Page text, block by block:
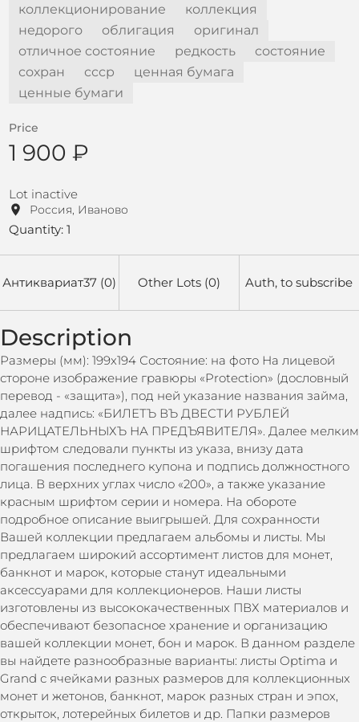
коллекционирование
коллекция
недорого
облигация
оригинал
отличное состояние
редкость
состояние
сохран
ссср
ценная бумага
ценные бумаги
Price
1 900 ₽
Lot inactive
Россия, Иваново
Quantity: 1
Антиквариат37 (0) Other Lots (0) Auth, to subscribe
Description
Размеры (мм): 199х194 Состояние: на фото На лицевой
стороне изображение гравюры «Protection» (дословный
перевод - «защита»), под ней указание названия займа,
далее надпись: «БИЛЕТЪ ВЪ ДВЕСТИ РУБЛЕЙ
НАРИЦАТЕЛЬНЫХЪ НА ПРЕДЪЯВИТЕЛЯ». Далее мелким
шрифтом следовали пункты из указа, внизу дата
погашения последнего купона и подпись должностного
лица. В верхних углах число «200», а также указание
красным шрифтом серии и номера. На обороте
подробное описание выигрышей. Для сохранности
Вашей коллекции предлагаем альбомы и листы. Мы
предлагаем широкий ассортимент листов для монет,
банкнот и марок, которые станут идеальными
аксессуарами для коллекционеров. Наши листы
изготовлены из высококачественных ПВХ материалов и
обеспечивают безопасное хранение и организацию
вашей коллекции монет, бон и марок. В данном разделе
вы найдете разнообразные варианты: листы Optima и
Grand с ячейками разных размеров для коллекционных
монет и жетонов, банкнот, марок разных стран и эпох,
открыток, лотерейных билетов и др. Папки размеров